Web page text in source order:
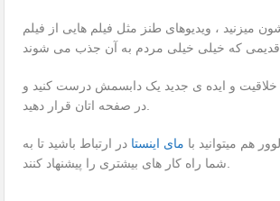
میزنید ، ویدیوهای طنز مثل فیلم هایی از فیلم
با خلاقیت و ایده ی جدید یک دابسمش درست کنید و
هم میتوانید با مای اینستا در ارتباط باشید تا به